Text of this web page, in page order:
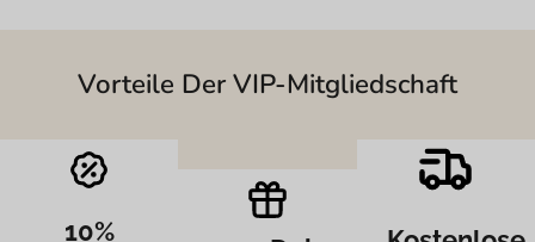
Vorteile Der VIP-Mitgliedschaft
10%